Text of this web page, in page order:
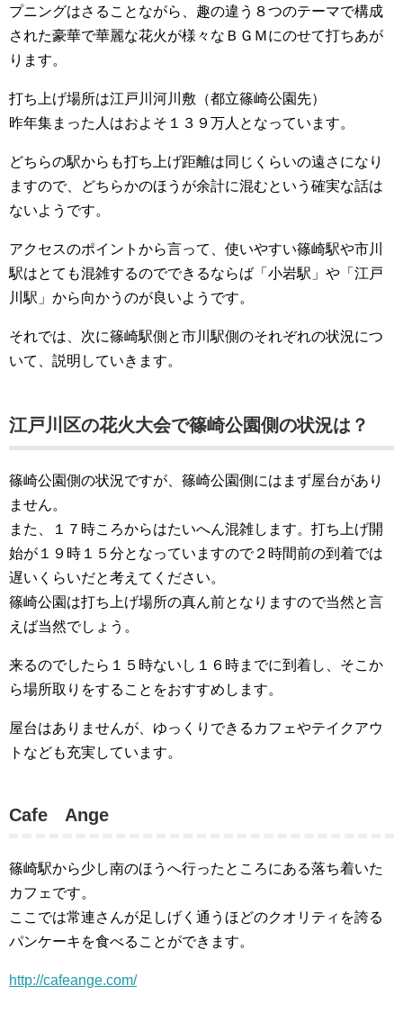
プニングはさることながら、趣の違う８つのテーマで構成
された豪華で華麗な花火が様々なＢＧＭにのせて打ちあが
ります。
打ち上げ場所は江戸川河川敷（都立篠崎公園先）
昨年集まった人はおよそ１３９万人となっています。
どちらの駅からも打ち上げ距離は同じくらいの遠さになり
ますので、どちらかのほうが余計に混むという確実な話は
ないようです。
アクセスのポイントから言って、使いやすい篠崎駅や市川
駅はとても混雑するのでできるならば「小岩駅」や「江戸
川駅」から向かうのが良いようです。
それでは、次に篠崎駅側と市川駅側のそれぞれの状況につ
いて、説明していきます。
江戸川区の花火大会で篠崎公園側の状況は？
篠崎公園側の状況ですが、篠崎公園側にはまず屋台があり
ません。
また、１７時ころからはたいへん混雑します。打ち上げ開
始が１９時１５分となっていますので２時間前の到着では
遅いくらいだと考えてください。
篠崎公園は打ち上げ場所の真ん前となりますので当然と言
えば当然でしょう。
来るのでしたら１５時ないし１６時までに到着し、そこか
ら場所取りをすることをおすすめします。
屋台はありませんが、ゆっくりできるカフェやテイクアウ
トなども充実しています。
Cafe Ange
篠崎駅から少し南のほうへ行ったところにある落ち着いた
カフェです。
ここでは常連さんが足しげく通うほどのクオリティを誇る
パンケーキを食べることができます。
http://cafeange.com/